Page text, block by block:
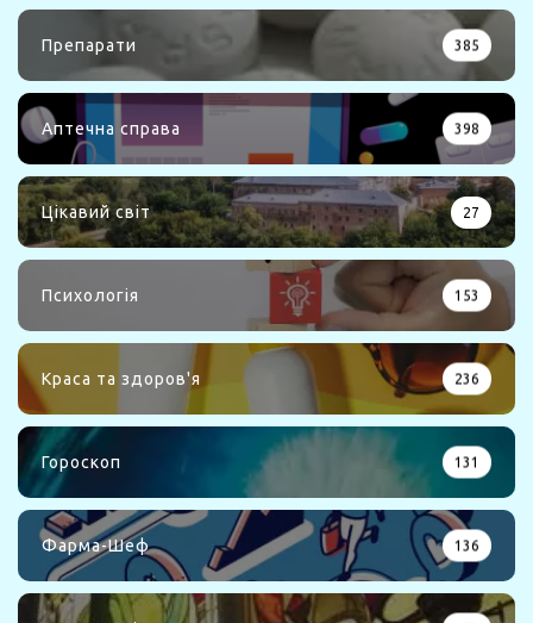
Препарати 385
Аптечна справа 398
Цікавий світ 27
Психологія 153
Краса та здоров'я 236
Гороскоп 131
Фарма-Шеф 136